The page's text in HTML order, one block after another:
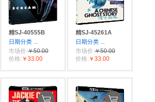
精SJ-40555B
日期分类 ...
市场价:￥50.00
价格: ￥33.00
精SJ-45261A
日期分类 ...
市场价:￥50.00
价格: ￥33.00